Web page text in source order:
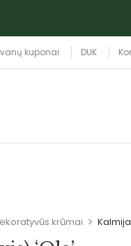
kuponai DUK
krūmai Kalmija